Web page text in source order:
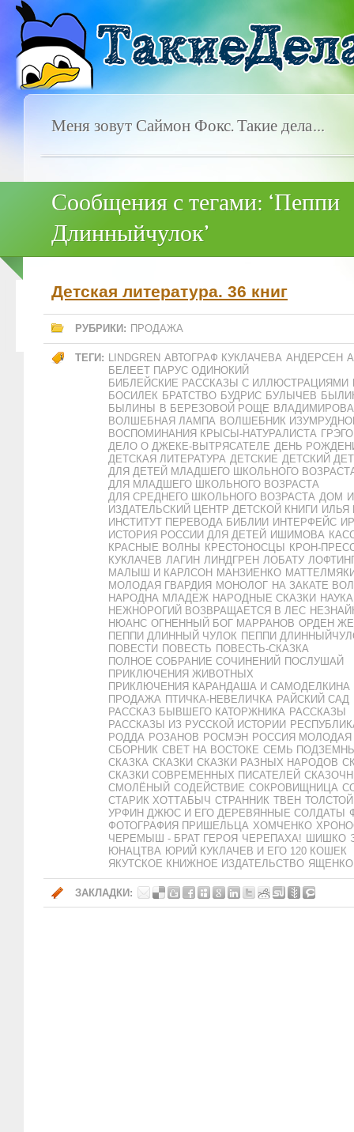
Меня зовут Саймон Фокс. Такие дела…
Сообщения с тегами: ‘Пеппи
Длинныйчулок’
Детская литература. 36 книг
РУБРИКИ: ПРОДАЖА
ТЕГИ: LINDGREN АВТОГРАФ КУКЛАЧЕВА АНДЕРСЕН
БЕЛЕЕТ ПАРУС ОДИНОКИЙ
БИБЛЕЙСКИЕ РАССКАЗЫ С ИЛЛЮСТРАЦИЯМИ
БОСИЛЕК БРАТСТВО БУДРИС БУЛЫЧЕВ
БЫЛИНЫ
В БЕРЕЗОВОЙ РОЩЕ ВЛАДИМИРОВА
ВОЛШЕБНАЯ ЛАМПА ВОЛШЕБНИК
ВОСПОМИНАНИЯ КРЫСЫ-НАТУРАЛИСТА
ДЕЛО О ДЖЕКЕ-ВЫТРЯСАТЕЛЕ ДЕНЬ
ДЕТСКАЯ ЛИТЕРАТУРА ДЕТСКИЕ ДЕТСКИЙ
ДЛЯ ДЕТЕЙ МЛАДШЕГО ШКОЛЬНОГО
ДЛЯ МЛАДШЕГО ШКОЛЬНОГО ВОЗРАСТА
ДЛЯ СРЕДНЕГО ШКОЛЬНОГО ВОЗРАСТА ДОМ
ИЗДАТЕЛЬСКИЙ ЦЕНТР ДЕТСКОЙ КНИГИ
ИНСТИТУТ ПЕРЕВОДА БИБЛИИ ИНТЕРФЕЙС
ИСТОРИЯ РОССИИ ДЛЯ ДЕТЕЙ ИШИМОВА
КРАСНЫЕ ВОЛНЫ
КРЕСТОНОСЦЫ
КРОН-
КУКЛАЧЕВ ЛАГИН ЛИНДГРЕН ЛОБАТУ
МАЛЫШ И КАРЛСОН МАНЗИЕНКО
МОЛОДАЯ ГВАРДИЯ МОНОЛОГ НА ЗАКАТЕ
НАРОДНА МЛАДЕЖ НАРОДНЫЕ СКАЗКИ НАУКА
НЕЖНОРОГИЙ ВОЗВРАЩАЕТСЯ В ЛЕС
НЮАНС ОГНЕННЫЙ БОГ МАРРАНОВ ОРДЕН
ПЕППИ ДЛИННЫЙ ЧУЛОК ПЕППИ
ПОВЕСТИ ПОВЕСТЬ ПОВЕСТЬ-СКАЗКА
ПОЛНОЕ СОБРАНИЕ СОЧИНЕНИЙ ПОСЛУШАЙ
ПРИКЛЮЧЕНИЯ ЖИВОТНЫХ
ПРИКЛЮЧЕНИЯ КАРАНДАША И САМОДЕЛКИНА
ПРОДАЖА ПТИЧКА-НЕВЕЛИЧКА РАЙСКИЙ САД
РАССКАЗ БЫВШЕГО КАТОРЖНИКА РАССКАЗЫ
РАССКАЗЫ ИЗ РУССКОЙ ИСТОРИИ
РОДДА РОЗАНОВ РОСМЭН РОССИЯ МОЛОДАЯ
СБОРНИК СВЕТ НА ВОСТОКЕ СЕМЬ
СКАЗКА СКАЗКИ СКАЗКИ РАЗНЫХ НАРОДОВ
СКАЗКИ СОВРЕМЕННЫХ ПИСАТЕЛЕЙ
СМОЛЁНЫЙ СОДЕЙСТВИЕ СОКРОВИЩНИЦА
СТАРИК ХОТТАБЫЧ СТРАННИК ТВЕН ТОЛСТОЙ
УРФИН ДЖЮС И ЕГО ДЕРЕВЯННЫЕ СОЛДАТЫ
ФОТОГРАФИЯ ПРИШЕЛЬЦА ХОМЧЕНКО
ЧЕРЕМЫШ - БРАТ ГЕРОЯ ЧЕРЕПАХА! ШИШКО
ЮНАЦТВА ЮРИЙ КУКЛАЧЕВ И ЕГО 120 КОШЕК
ЯКУТСКОЕ КНИЖНОЕ ИЗДАТЕЛЬСТВО ЯЩЕНКО
ЗАКЛАДКИ: